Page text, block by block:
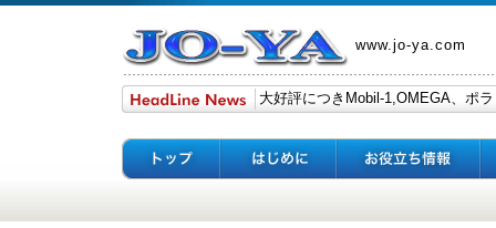
www.jo-ya.com